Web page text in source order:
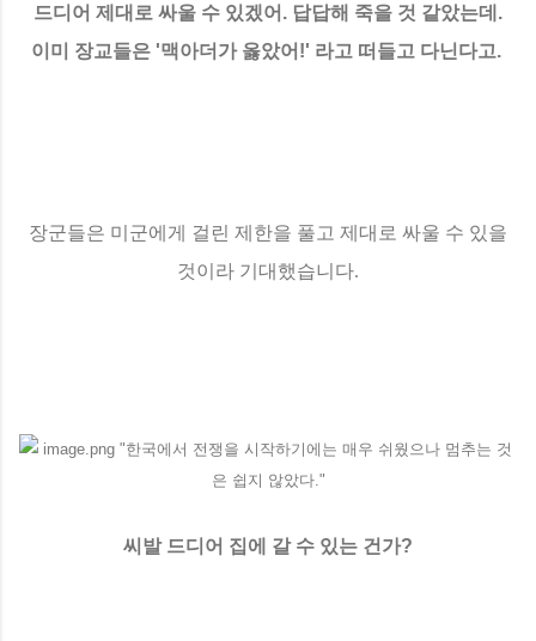
드디어 제대로 싸울 수 있겠어. 답답해 죽을 것 같았는데.
이미 장교들은 '맥아더가 옳았어!' 라고 떠들고 다닌다고.
장군들은 미군에게 걸린 제한을 풀고 제대로 싸울 수 있을
것이라 기대했습니다.
씨발 드디어 집에 갈 수 있는 건가?